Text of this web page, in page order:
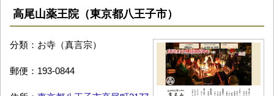
高尾山薬王院（東京都八王子市）
分類：お寺（真言宗）
郵便：193-0844